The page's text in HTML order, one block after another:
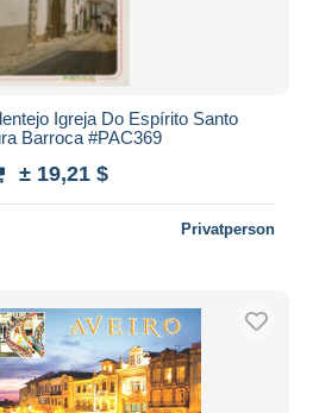
Igreja Do Espírito Santo
Barroca #PAC369
± 19,21 $
Privatperson